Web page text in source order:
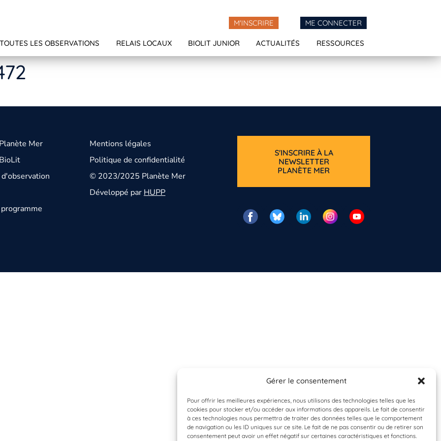
Gérer le consentement
Pour offrir les meilleures expériences, nous utilisons des technologies telles que les
cookies pour stocker et/ou accéder aux informations des appareils. Le fait de consentir
à ces technologies nous permettra de traiter des données telles que le comportement
de navigation ou les ID uniques sur ce site. Le fait de ne pas consentir ou de retirer son
consentement peut avoir un effet négatif sur certaines caractéristiques et fonctions.
M'INSCRIRE ME CONNECTER
TOUTES LES OBSERVATIONS RELAIS LOCAUX BIOLIT JUNIOR ACTUALITÉS RESSOURCES
Mer
Mentions légales
Politique de confidentialité
© 2023/2025 Planète Mer
Développé parHUPP
S'INSCRIRE À LA
NEWSLETTER
PLANÈTE MER